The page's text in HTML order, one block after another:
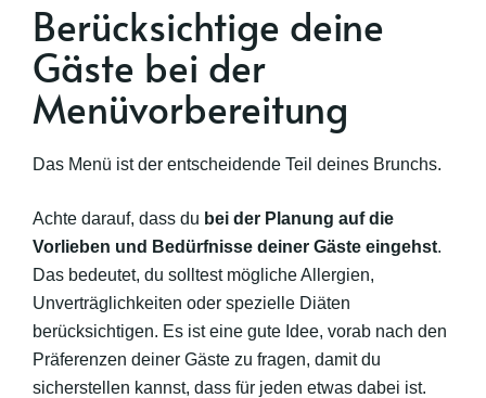
Berücksichtige deine
Gäste bei der
Menüvorbereitung
Das Menü ist der entscheidende Teil deines Brunchs.
Achte darauf, dass du bei der Planung auf die
Vorlieben und Bedürfnisse deiner Gäste eingehst.
Das bedeutet, du solltest mögliche Allergien,
Unverträglichkeiten oder spezielle Diäten
berücksichtigen. Es ist eine gute Idee, vorab nach den
Präferenzen deiner Gäste zu fragen, damit du
sicherstellen kannst, dass für jeden etwas dabei ist.